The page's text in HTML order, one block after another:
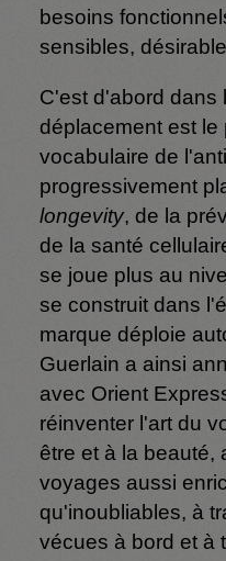
besoins
sensibles,
C'est d'abord dans
déplacement est le
vocabulaire de
progressivement
longevity, de la
de la santé
se joue plus au
se construit dans
marque déploie
Guerlain a ainsi
avec Orient
réinventer l'art du
être et à la beauté,
voyages aussi
qu'inoubliables, à
vécues à bord et à